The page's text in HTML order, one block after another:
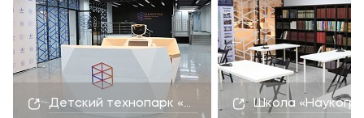
Детский технопарк «Наукоград» Школа